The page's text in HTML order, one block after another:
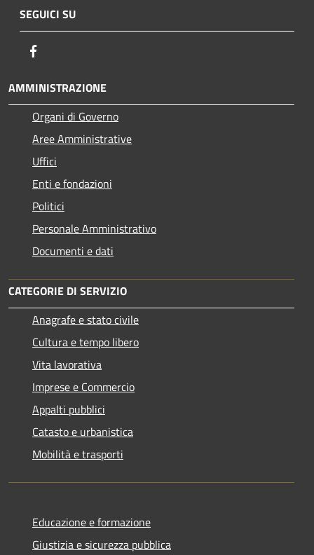
SEGUICI SU
AMMINISTRAZIONE
Organi di Governo
Aree Amministrative
Uffici
Enti e fondazioni
Politici
Personale Amministrativo
Documenti e dati
CATEGORIE DI SERVIZIO
Anagrafe e stato civile
Cultura e tempo libero
Vita lavorativa
Imprese e Commercio
Appalti pubblici
Catasto e urbanistica
Mobilità e trasporti
Educazione e formazione
Giustizia e sicurezza pubblica